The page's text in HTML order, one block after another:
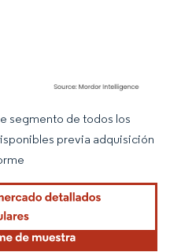
atribución según CC BY 4.0.
segmento de todos los
previa adquisición